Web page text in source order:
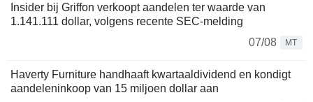
Insider bij Griffon verkoopt aandelen ter waarde van
1.141.111 dollar, volgens recente SEC-melding
07/08
MT
Haverty Furniture handhaaft kwartaaldividend en kondigt
aandeleninkoop van 15 miljoen dollar aan